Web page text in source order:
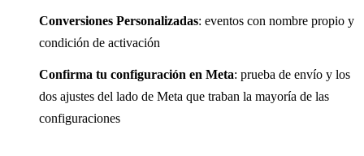
Conversiones Personalizadas: eventos con nombre propio y
condición de activación
Confirma tu configuración en Meta: prueba de envío y los
dos ajustes del lado de Meta que traban la mayoría de las
configuraciones